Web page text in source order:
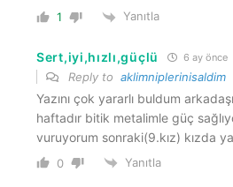
1 Yanıtla
Sert,iyi,hızlı,güçlü 6 ay önce
Reply to aklimniplerinisaldim
Yazını çok yararlı buldum
haftadır bitik metalimle güç
vuruyorum sonraki(9.kız) kızda
0 Yanıtla